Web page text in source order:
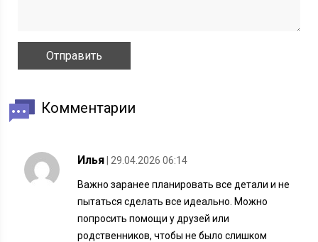
Комментарии
Илья | 29.04.2026 06:14
Важно заранее планировать все детали и не
пытаться сделать все идеально. Можно
попросить помощи у друзей или
родственников, чтобы не было слишком